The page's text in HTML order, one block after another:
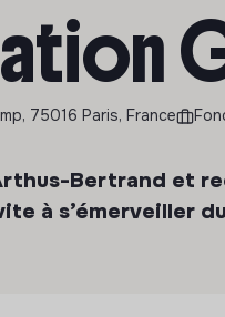
75016 Paris, France
Bertrand et
à s’émerveiller